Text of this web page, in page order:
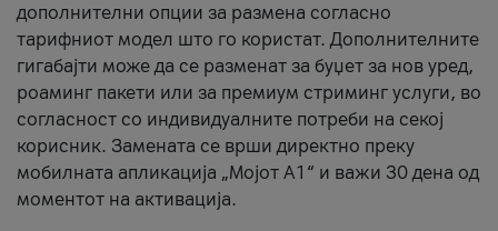
дополнителни опции за размена согласно
тарифниот модел што го користат. Дополнителните
гигабајти може да се разменат за буџет за нов уред,
роаминг пакети или за премиум стриминг услуги, во
согласност со индивидуалните потреби на секој
корисник. Замената се врши директно преку
мобилната апликација „Мојот А1“ и важи 30 дена од
моментот на активација.